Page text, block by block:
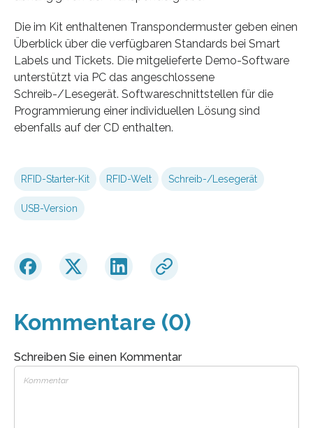
Die im Kit enthaltenen Transpondermuster geben einen
Überblick über die verfügbaren Standards bei Smart
Labels und Tickets. Die mitgelieferte Demo-Software
unterstützt via PC das angeschlossene
Schreib-/Lesegerät. Softwareschnittstellen für die
Programmierung einer individuellen Lösung sind
ebenfalls auf der CD enthalten.
RFID-Starter-Kit RFID-Welt Schreib-/Lesegerät
USB-Version
Kommentare (0)
Schreiben Sie einen Kommentar